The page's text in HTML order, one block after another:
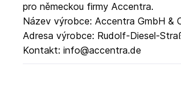
pro německou firmy Accentra.
Název výrobce: Accentra GmbH &
Adresa výrobce: Rudolf-Diesel-
Kontakt: info@accentra.de